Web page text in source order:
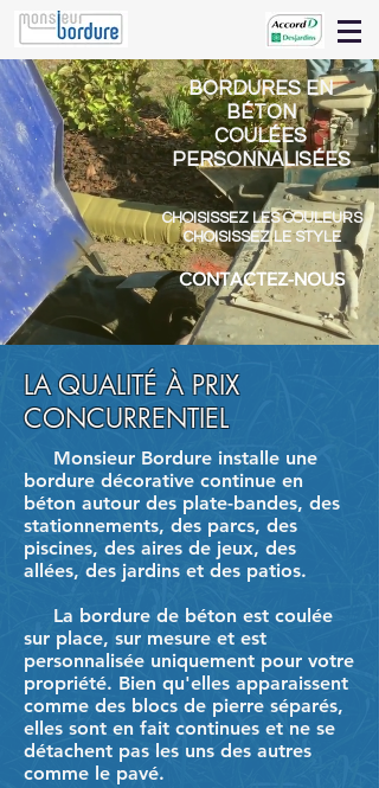
BORDURES EN
BÉTON
COULÉES
PERSONNALISÉES
CHOISISSEZ LES COULEURS
CHOISISSEZ LE STYLE
CONTACTEZ-NOUS
LA QUALITÉ À PRIX
CONCURRENTIEL
Monsieur Bordure installe une
bordure décorative continue en
béton autour des plate-bandes, des
stationnements, des parcs, des
piscines, des aires de jeux, des
allées, des jardins et des patios.
La bordure de béton est coulée
sur place, sur mesure et est
personnalisée uniquement pour votre
propriété. Bien qu'elles apparaissent
comme des blocs de pierre séparés,
elles sont en fait continues et ne se
détachent pas les uns des autres
comme le pavé.